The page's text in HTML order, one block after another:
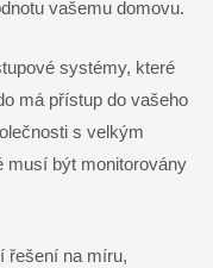
vašemu domovu.
systémy, které
má přístup do vašeho
s velkým
musí být monitorovány
řešení na míru,